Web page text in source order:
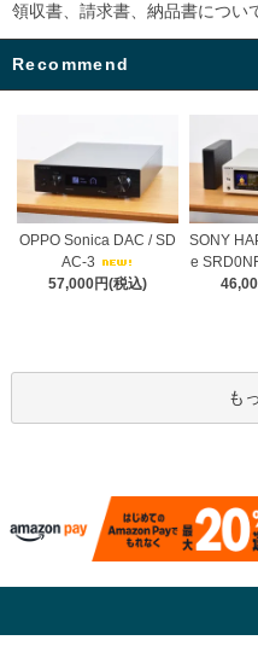
領収書、請求書、納品書につい
Recommend
OPPO Sonica DAC / SD
AC-3
57,000円(税込)
SONY
e
も